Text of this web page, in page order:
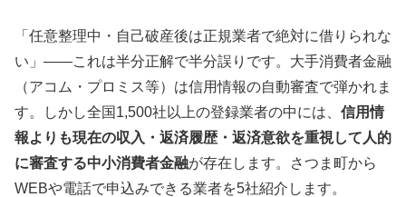
「任意整理中・自己破産後は正規業者で絶対に借りられな
い」——これは半分正解で半分誤りです。大手消費者金融
（アコム・プロミス等）は信用情報の自動審査で弾かれま
す。しかし全国1,500社以上の登録業者の中には、 信用情
報よりも現在の収入・返済履歴・返済意欲を重視して人的
に審査する中小消費者金融が存在します。さつま町から
WEBや電話で申込みできる業者を5社紹介します。